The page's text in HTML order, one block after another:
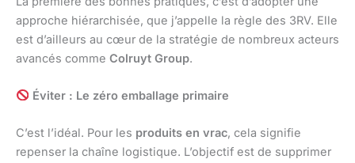
approche hiérarchisée, que j’appelle la règle des 3RV. Elle
est d’ailleurs au cœur de la stratégie de nombreux acteurs
avancés comme Colruyt Group.
Éviter : Le zéro emballage primaire
C’est l’idéal. Pour les produits en vrac, cela signifie
repenser la chaîne logistique. L’objectif est de supprimer